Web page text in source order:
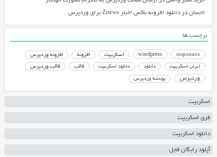
احساندر دانلود افزونه باکس اخبار Znews برای وردپرس
برچسب ها
responsive
wordpress اسکریپت افزونه افزونه وردپرس
ایران اسکریپت دانلود دانلود اسکریپت قالب قالب وردپرس
وردپرس پوسته وردپرس
اسکریپت
فری اسکریپت
دانلود اسکریپت
آپلود رایگان فایل